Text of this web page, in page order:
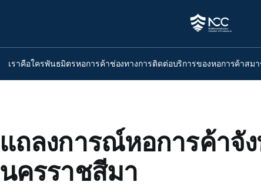
เราคือใครพันธมิตรหอการค้าช่องทางการติดต่อบริการของหอการค้าสม
แถลงการณ์หอการค้าจั
นครราชสีมา